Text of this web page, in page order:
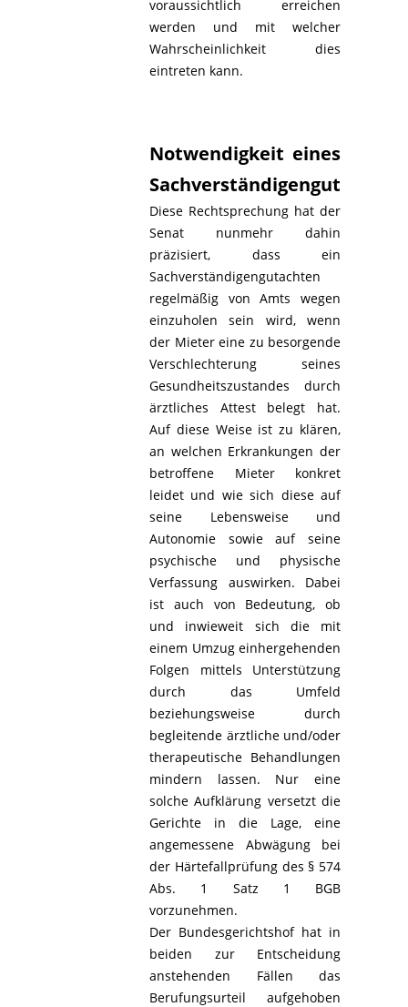
voraussichtlich erreichen
werden und mit welcher
Wahrscheinlichkeit dies
eintreten kann.
Notwendigkeit eines
Diese Rechtsprechung hat der
Senat nunmehr dahin
präzisiert, dass ein
Sachverständigengutachten
regelmäßig von Amts wegen
einzuholen sein wird, wenn
der Mieter eine zu besorgende
Verschlechterung seines
Gesundheitszustandes durch
ärztliches Attest belegt hat.
Auf diese Weise ist zu klären,
an welchen Erkrankungen der
betroffene Mieter konkret
leidet und wie sich diese auf
seine Lebensweise und
Autonomie sowie auf seine
psychische und physische
Verfassung auswirken. Dabei
ist auch von Bedeutung, ob
und inwieweit sich die mit
einem Umzug einhergehenden
Folgen mittels Unterstützung
durch das Umfeld
beziehungsweise durch
begleitende ärztliche und/oder
therapeutische Behandlungen
mindern lassen. Nur eine
solche Aufklärung versetzt die
Gerichte in die Lage, eine
angemessene Abwägung bei
der Härtefallprüfung des § 574
Abs. 1 Satz 1 BGB
vorzunehmen.
Der Bundesgerichtshof hat in
beiden zur Entscheidung
anstehenden Fällen das
Berufungsurteil aufgehoben